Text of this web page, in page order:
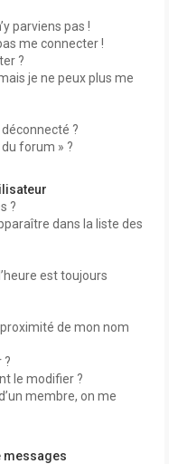
parviens pas !
me connecter !
?
je ne peux plus me
?
forum » ?
?
dans la liste des
est toujours
de mon nom
?
le modifier ?
membre, on me
messages